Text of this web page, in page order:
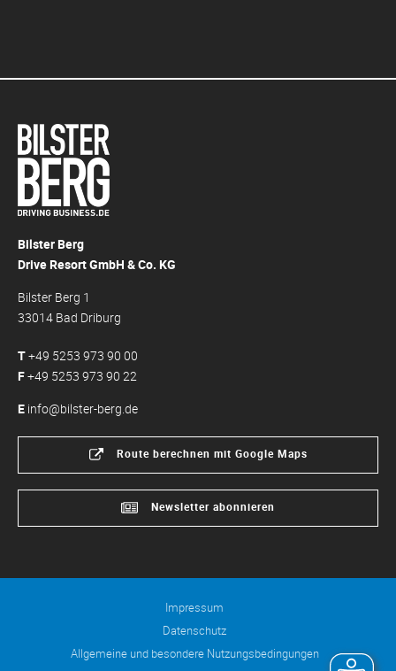
Bilster Berg
Drive Resort GmbH & Co. KG
Bilster Berg 1
33014 Bad Driburg
T+49 5253 973 90 00
F+49 5253 973 90 22
E info@bilster-berg.de
Route berechnen mit Google Maps
Newsletter abonnieren
Impressum
Datenschutz
Allgemeine und besondere Nutzungsbedingungen